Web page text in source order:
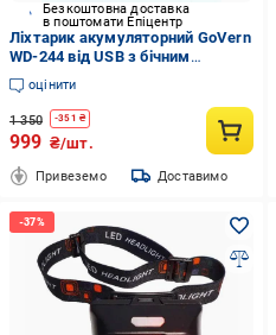
Безкоштовна доставка
в поштомати Епіцентр
Ліхтарик акумуляторний GoVern
WD-244 від USB з бічним
підсвічуванням на 5 режимів
Чорний (GV-1038)
оцінити
1 350 -351 ₴
999 ₴/шт.
Привеземо Доставимо